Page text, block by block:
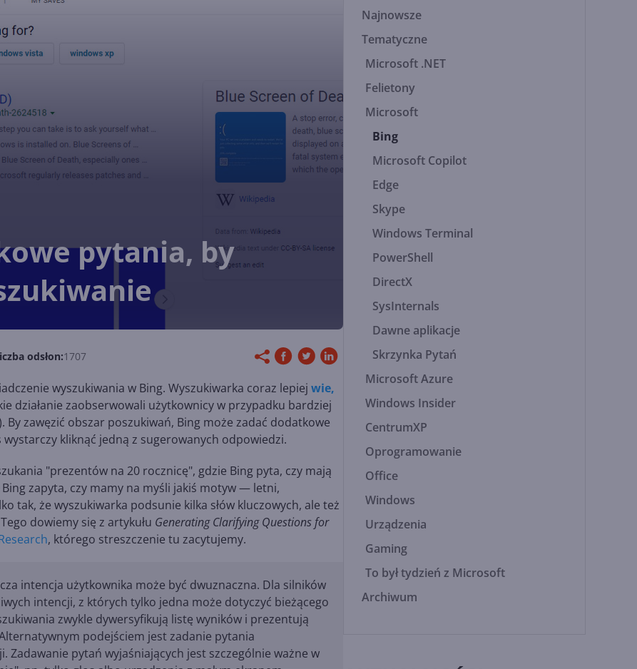
pytania, by
odsłon:1707
wyszukiwania w Bing. Wyszukiwarka coraz lepiej wie,
działanie zaobserwowali użytkownicy w przypadku bardziej
zawęzić obszar poszukiwań, Bing może zadać dodatkowe
kliknąć jedną z sugerowanych odpowiedzi.
"prezentów na 20 rocznicę", gdzie Bing pyta, czy mają
zapyta, czy mamy na myśli jakiś motyw — letni,
tak, że wyszukiwarka podsunie kilka słów kluczowych, ale też
dowiemy się z artykułu Generating Clarifying Questions for
, którego streszczenie tu zacytujemy.
intencja użytkownika może być dwuznaczna. Dla silników
intencji, z których tylko jedna może dotyczyć bieżącego
zwykle dywersyfikują listę wyników i prezentują
podejściem jest zadanie pytania
pytań wyjaśniających jest szczególnie ważne w
Najnowsze
Tematyczne
Microsoft .NET
Felietony
Microsoft
Bing
Microsoft Copilot
Edge
Skype
Windows Terminal
PowerShell
DirectX
SysInternals
Dawne aplikacje
Skrzynka Pytań
Microsoft Azure
Windows Insider
CentrumXP
Oprogramowanie
Office
Windows
Urządzenia
Gaming
To był tydzień z Microsoft
Archiwum